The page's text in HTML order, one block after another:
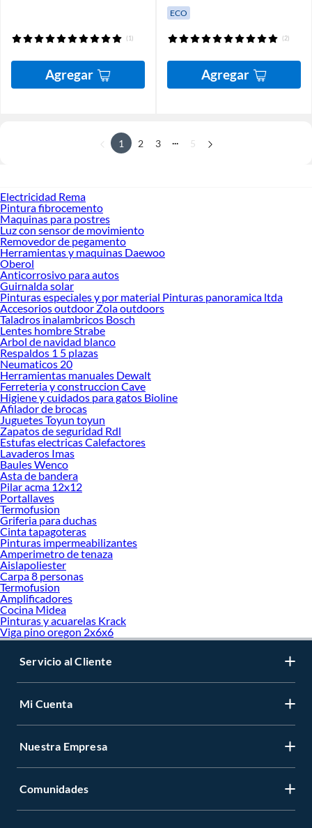
(1)
Agregar
ECO
(2)
Agregar
1 2 3 5
Electricidad Rema
Pintura fibrocemento
Maquinas para postres
Luz con sensor de movimiento
Removedor de pegamento
Herramientas y maquinas Daewoo
Oberol
Anticorrosivo para autos
Guirnalda solar
Pinturas especiales y por material Pinturas panoramica ltda
Accesorios outdoor Zola outdoors
Taladros inalambricos Bosch
Lentes hombre Strabe
Arbol de navidad blanco
Respaldos 1 5 plazas
Neumaticos 20
Herramientas manuales Dewalt
Ferreteria y construccion Cave
Higiene y cuidados para gatos Bioline
Afilador de brocas
Juguetes Toyun toyun
Zapatos de seguridad Rdl
Estufas electricas Calefactores
Lavaderos Imas
Baules Wenco
Asta de bandera
Pilar acma 12x12
Portallaves
Termofusion
Griferia para duchas
Cinta tapagoteras
Pinturas impermeabilizantes
Amperimetro de tenaza
Aislapoliester
Carpa 8 personas
Termofusion
Amplificadores
Cocina Midea
Pinturas y acuarelas Krack
Viga pino oregon 2x6x6
Servicio al Cliente
Mi Cuenta
Nuestra Empresa
Comunidades